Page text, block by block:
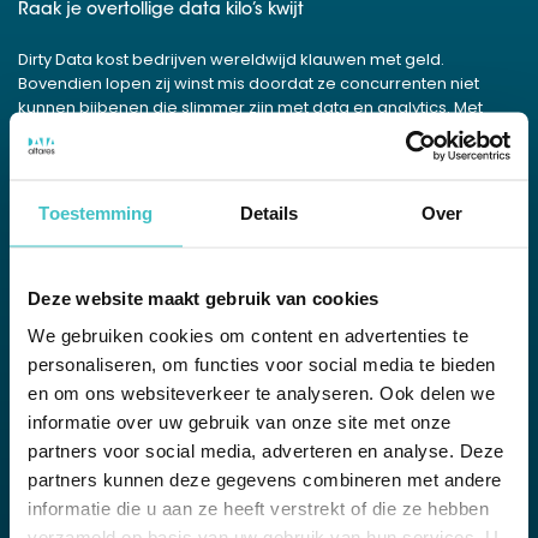
Toestemming Details Over
Deze website maakt gebruik van cookies
We gebruiken cookies om content en advertenties te
personaliseren, om functies voor social media te bieden
en om ons websiteverkeer te analyseren. Ook delen we
informatie over uw gebruik van onze site met onze
partners voor social media, adverteren en analyse. Deze
partners kunnen deze gegevens combineren met andere
informatie die u aan ze heeft verstrekt of die ze hebben
Raak je overtollige data kilo’s kwijt
Dirty Data kost bedrijven wereldwijd klauwen met geld.
Bovendien lopen zij winst mis doordat ze concurrenten niet
kunnen bijbenen die slimmer zijn met data en analytics. Met
deze whitepaper stomen we je klaar voor efficient data
management.
Pdf van 29 pagina’s, 0,4 MB
Bekijk alle whitepapers